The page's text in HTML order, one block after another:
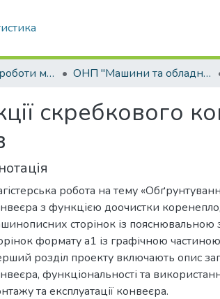
Кваліфікаційні роботи магістрів ОНП "Машини та обладнання сільськогосподарського виробництва"
скребкового
робота на тему
з функцією доочистки
сторінок із
формату а1 із графічною
розділ проекту включають опис
функціональності та
та експлуатації конвеєра.